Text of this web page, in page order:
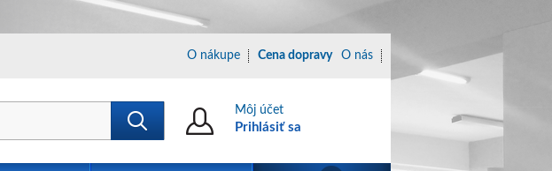
Môj účet
Prihlásiť sa
O nákupe Cena dopravy O nás